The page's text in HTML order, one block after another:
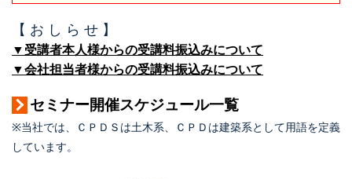
【 お し ら せ 】
▼受講者本人様からの受講料振込みについて
▼会社担当者様からの受講料振込みについて
セミナー開催スケジュール一覧
※当社では、ＣＰＤＳは土木系、ＣＰＤは建築系として用語を定義
しています。